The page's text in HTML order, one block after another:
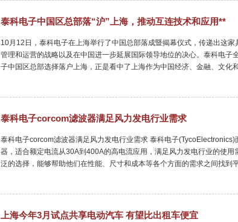
泰科电子中国区总部落“沪”上海，推动互连技术和应用**
10月12日，泰科电子在上海举行了中国总部落成暨揭幕仪式，传递出这
管理和运营的战略以及在中国进一步延展国际领导地位的决心。泰科电
子中国区总部选择落户上海，正是看中了上海作为中国经济、金融、文化
泰科电子corcom滤波器满足风力发电行业需求
泰科电子corcom滤波器满足风力发电行业需求 泰科电子
器，适合额定电流从30A到400A的高电流应用，满足风力发电行业的使
泛的选择，能够帮助他们在性能、尺寸和成本等各个方面的需求之间找到
上海今年3月试点共享电动汽车 有望比出租车便宜